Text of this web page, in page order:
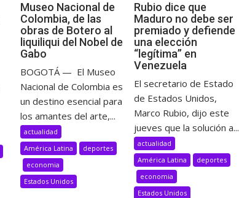
Museo Nacional de
Colombia, de las
obras de Botero al
liquiliqui del Nobel de
Gabo
BOGOTÁ — El Museo
Nacional de Colombia es
un destino esencial para
los amantes del arte,...
actualidad
América Latina
deportes
economia
Estados Unidos
Rubio dice que
Maduro no debe ser
premiado y defiende
una elección
“legítima” en
Venezuela
El secretario de Estado
de Estados Unidos,
Marco Rubio, dijo este
jueves que la solución a...
actualidad
América Latina
deportes
economia
Estados Unidos